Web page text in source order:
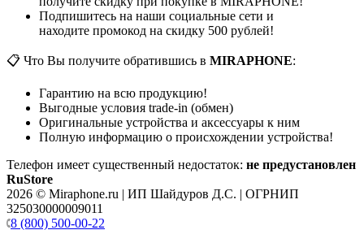
Подпишитесь на наши социальные сети и
находите промокод на скидку 500 рублей!
📋 Что Вы получите обратившись в MIRAPHONE:
Гарантию на всю продукцию!
Выгодные условия trade-in (обмен)
Оригинальные устройства и аксессуары к ним
Полную информацию о происхождении устройства!
Телефон имеет существенный недостаток: не предустановлен
RuStore
2026 © Miraphone.ru | ИП Шайдуров Д.С. | ОГРНИП
325030000009011
8 (800) 500-00-22